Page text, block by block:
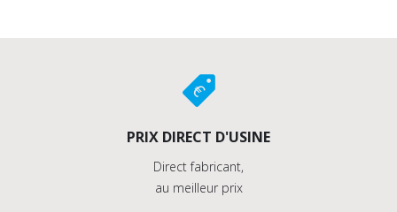
PRIX DIRECT D'USINE
Direct fabricant,
au meilleur prix